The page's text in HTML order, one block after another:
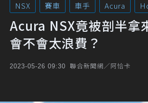
NSX 賽車 車手 Acura
Acura NSX竟被剖半拿
會不會太浪費？
2023-05-26 09:30 聯合新聞網／阿恰卡